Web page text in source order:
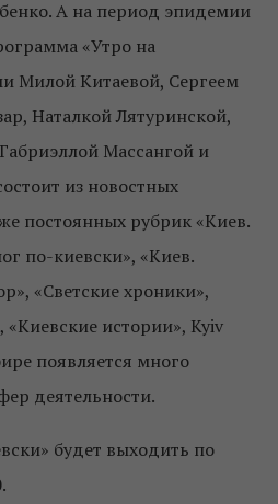
А на период эпидемии
«Утро на
Милой Китаевой, Сергеем
Наталкой Лятуринской,
Массангой и
из новостных
постоянных рубрик «Киев.
по-киевски», «Киев.
«Светские хроники»,
«Киевские истории», Kyiv
появляется много
деятельности.
будет выходить по